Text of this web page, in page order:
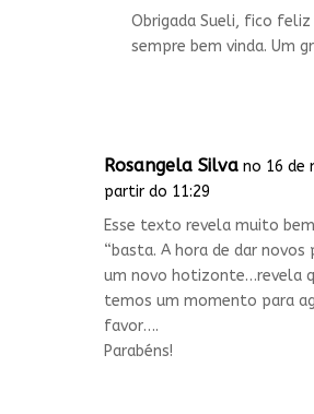
Obrigada Sueli, fico feliz
sempre bem vinda. Um
Rosangela Silva no 16 de
partir do 11:29
Esse texto revela muito
“basta. A hora de dar novos
um novo hotizonte…revela
temos um momento para
favor….
Parabéns!